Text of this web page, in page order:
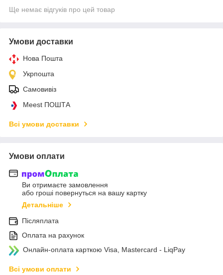
Ще немає відгуків про цей товар
Умови доставки
Нова Пошта
Укрпошта
Самовивіз
Meest ПОШТА
Всі умови доставки
Умови оплати
Ви отримаєте замовлення
або гроші повернуться на вашу картку
Детальніше
Післяплата
Оплата на рахунок
Онлайн-оплата карткою Visa, Mastercard - LiqPay
Всі умови оплати